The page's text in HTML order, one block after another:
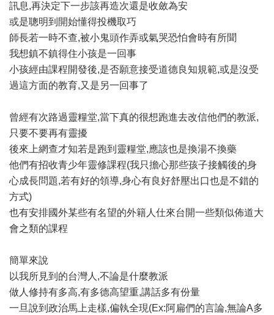
訊息,再決定下一步該再造次還是收斂為安
或是聰明到開始懂得投機取巧
師長若一時不查,被小鬼頭作弄或氣哭恐怕會時有所聞
我想鎮不鎮得住小孩是一回事
小孩經由課程開發後,是否願意接受道德良知規範,或是沒受
過這方面的教育,又是另一回事了
曾經有次路過靈糧堂,當下真的很想跑進去改信他們的教派,
只要不要再有靈擾
後來上網查才知若是跑到靈糧堂,應該也是換湯不換藥
他們有招收青少年靈修課程(我只擔心那些孩子接觸後的身
心成長問題,若有好的領導,身心有良好舒壓出口也是不錯的
方式)
也有安排國外某些有名望的外籍人仕來台開一些類似佈道大
會之類的課程
簡單來說
以我所見到的台灣人,不論是什麼教派
做人修持有多高,有多德高望重,講話多有份量
一旦說到政治馬上走樣,偏執全現(Ex:阿扁們的言論,無論A多